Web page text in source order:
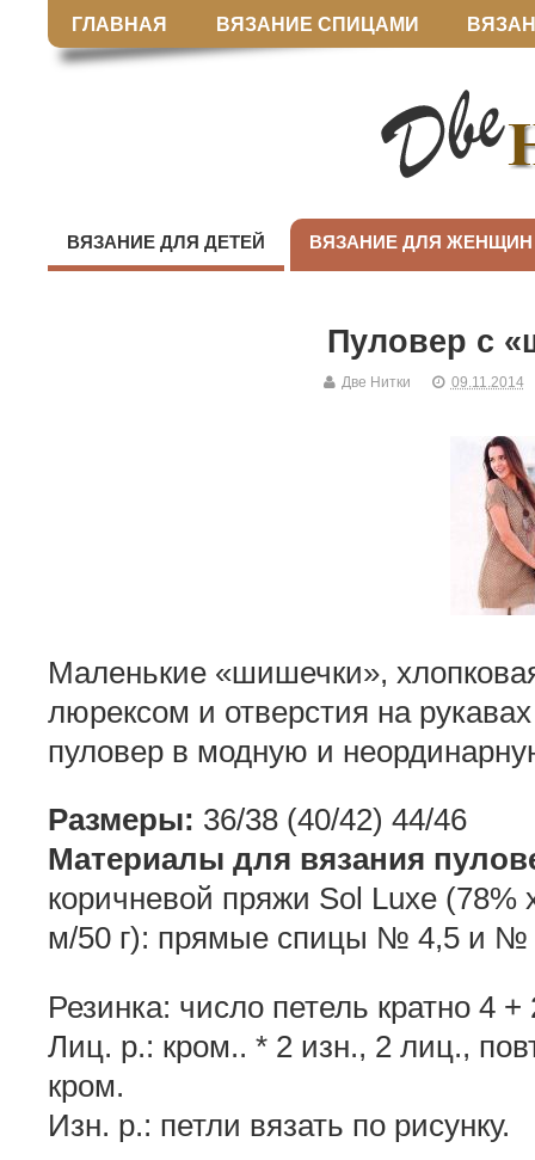
ГЛАВНАЯ ВЯЗАНИЕ СПИЦАМИ
ВЯЗАНИЕ ДЛЯ ДЕТЕЙ ВЯЗАНИЕ ДЛЯ ЖЕНЩИН
Пуловер с
Две Нитки 09.11.2014
Маленькие «шишечки»,
люрексом и отверстия на
пуловер в модную и
Размеры: 36/38 (40/42) 44/46
Материалы для вязания
коричневой пряжи Sol Luxe (78%
м/50 г): прямые спицы № 4,5 и №
Резинка: число петель кратно 4
Лиц. р.: кром.. * 2 изн., 2 лиц.,
кром.
Изн. р.: петли вязать по рисунку.